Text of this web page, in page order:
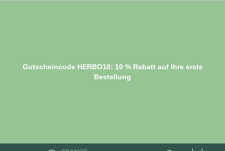
Gutscheincode HERBO10: 10 % Rabatt auf Ihre erste
Bestellung